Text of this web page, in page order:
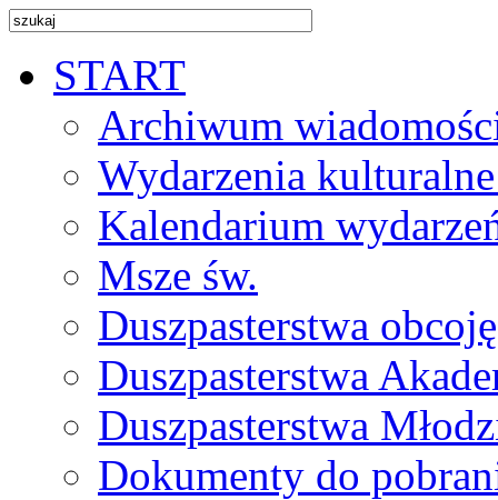
START
Archiwum
Wydarzenia
Kalendarium
Msze św.
Duszpasterstwa
Duszpasterstwa
Duszpasterstwa
Dokumenty do